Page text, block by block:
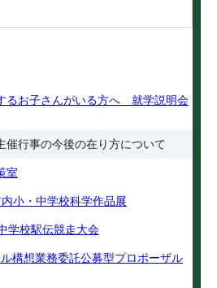
るお子さんがいる方へ 就学説明会
催行事の今後の在り方について
室
小・中学校科学作品展
学校駅伝競走大会
構想業務委託公募型プロポーザル